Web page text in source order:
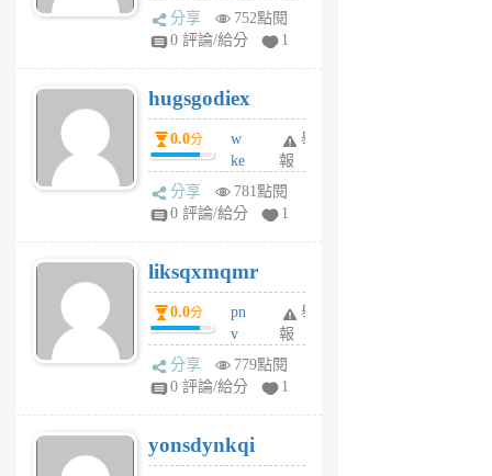
k
m
6
個
月
前
分享
752點閱
0 評論/給分
1
hugsgodiex
0.0分
w
ke
rv
pj
6
個
月
前
舉
報
分享
781點閱
0 評論/給分
1
liksqxmqmr
0.0分
pn
v
wt
sv
6
個
舉
報
分享
779點閱
0 評論/給分
1
yonsdynkqi